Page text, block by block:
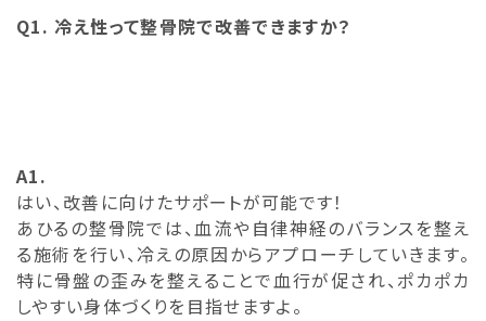
Q1. 冷え性って整骨院で改善できますか？
A1.
はい、改善に向けたサポートが可能です！
あひるの整骨院では、血流や自律神経のバランスを整え
る施術を行い、冷えの原因からアプローチしていきます。
特に骨盤の歪みを整えることで血行が促され、ポカポカ
しやすい身体づくりを目指せますよ。